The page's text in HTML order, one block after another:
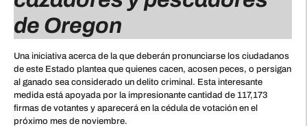
de Oregon
Una iniciativa acerca de la que deberán pronunciarse los ciudadanos
de este Estado plantea que quienes cacen, acosen peces, o persigan
al ganado sea considerado un delito criminal. Esta interesante
medida está apoyada por la impresionante cantidad de 117,173
firmas de votantes y aparecerá en la cédula de votación en el
próximo mes de noviembre.